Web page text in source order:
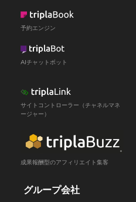
予約エンジン
AIチャットボット
サイトコントローラー（チャネルマネ
ージャー）
成果報酬型のアフィリエイト集客
グループ会社